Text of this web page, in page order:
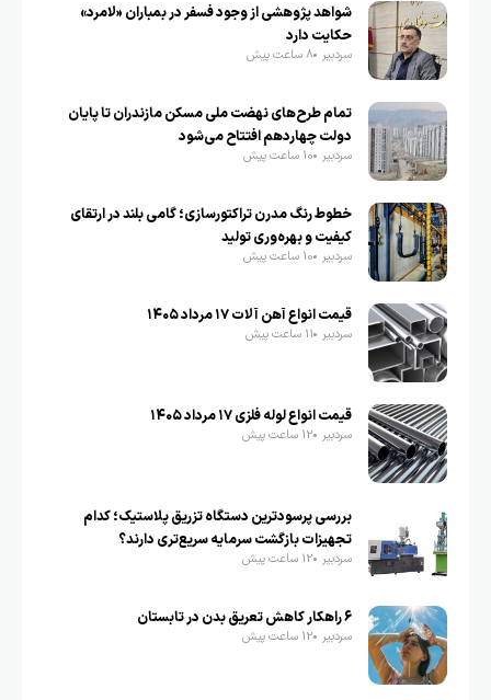
شواهد پژوهشی از وجود فسفر در بمباران «لامرد»
حکایت دارد
سردبیر 8 ساعت پیش
تمام طرح‌های نهضت ملی مسکن مازندران تا پایان
دولت چهاردهم افتتاح می‌شود
سردبیر 10 ساعت پیش
خطوط رنگ مدرن تراکتورسازی؛ گامی بلند در ارتقای
کیفیت و بهره‌وری تولید
سردبیر 10 ساعت پیش
قیمت انواع آهن آلات ۱۷ مرداد ۱۴۰۵
سردبیر 11 ساعت پیش
قیمت انواع لوله فلزی ۱۷ مرداد ۱۴۰۵
سردبیر 12 ساعت پیش
بررسی پرسودترین دستگاه تزریق پلاستیک؛ کدام
تجهیزات بازگشت سرمایه سریع‌تری دارند؟
سردبیر 12 ساعت پیش
۶ راهکار کاهش تعریق بدن در تابستان
سردبیر 12 ساعت پیش